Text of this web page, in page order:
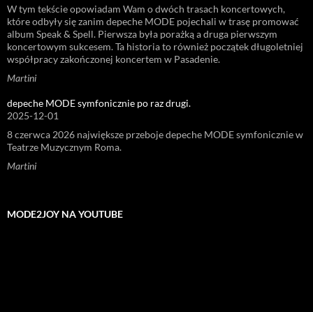
W tym tekście opowiadam Wam o dwóch trasach koncertowych,
które odbyły się zanim depeche MODE pojechali w trasę promować
album Speak & Spell. Pierwsza była porażką a druga pierwszym
koncertowym sukcesem. Ta historia to również początek długoletniej
współpracy zakończonej koncertem w Pasadenie.
Martini
depeche MODE symfonicznie po raz drugi.
2025-12-01
8 czerwca 2026 największe przeboje depeche MODE symfonicznie w
Teatrze Muzycznym Roma.
Martini
MODE2JOY NA YOUTUBE